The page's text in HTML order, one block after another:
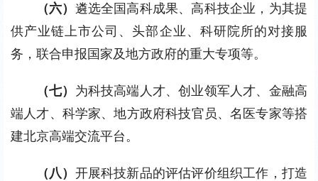
（六） 遴选全国高科成果、高科技企业，为其提
供产业链上市公司、头部企业、科研院所的对接服
务，联合申报国家及地方政府的重大专项等。
（七） 为科技高端人才、创业领军人才、金融高
端人才、科学家、地方政府科技官员、名医专家等搭
建北京高端交流平台。
（八） 开展科技新品的评估评价组织工作，打造